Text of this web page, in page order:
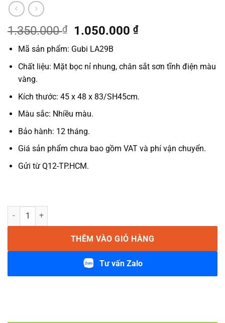
1.350.000₫
Giá
gốc
là:
1.350.000 ₫.
1.050.000₫Giá
là:
Mã sản phẩm: Gubi LA29B
Chất liệu: Mặt bọc nỉ nhung, chân sắt sơn tĩnh điện màu
vàng.
Kích thước: 45 x 48 x 83/SH45cm.
Màu sắc: Nhiều màu.
Bảo hành: 12 tháng.
Giá sản phẩm chưa bao gồm VAT và phí vận chuyển.
Gửi từ Q12-TP.HCM.
Ghế ăn bọc nỉ nhung chân sắt Gubi LA29B số lượng
THÊM VÀO GIỎ HÀNG
Tư vấn Zalo